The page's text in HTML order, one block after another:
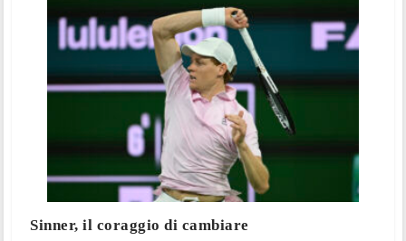
Sinner, il coraggio di cambiare